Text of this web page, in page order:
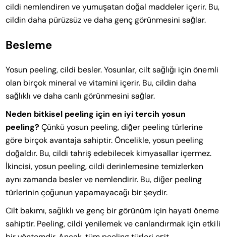
cildi nemlendiren ve yumuşatan doğal maddeler içerir. Bu,
cildin daha pürüzsüz ve daha genç görünmesini sağlar.
Besleme
Yosun peeling, cildi besler. Yosunlar, cilt sağlığı için önemli
olan birçok mineral ve vitamini içerir. Bu, cildin daha
sağlıklı ve daha canlı görünmesini sağlar.
Neden bitkisel peeling için en iyi tercih yosun
peeling? Çünkü yosun peeling, diğer peeling türlerine
göre birçok avantaja sahiptir. Öncelikle, yosun peeling
doğaldır. Bu, cildi tahriş edebilecek kimyasallar içermez.
İkincisi, yosun peeling, cildi derinlemesine temizlerken
aynı zamanda besler ve nemlendirir. Bu, diğer peeling
türlerinin çoğunun yapamayacağı bir şeydir.
Cilt bakımı, sağlıklı ve genç bir görünüm için hayati öneme
sahiptir. Peeling, cildi yenilemek ve canlandırmak için etkili